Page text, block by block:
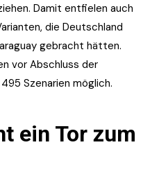
Damit entfielen auch
die Deutschland
gebracht hätten.
vor Abschluss der
Szenarien möglich.
ein Tor zum